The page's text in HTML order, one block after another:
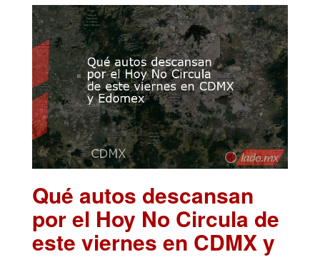
Qué autos descansan
por el Hoy No Circula de
este viernes en CDMX y